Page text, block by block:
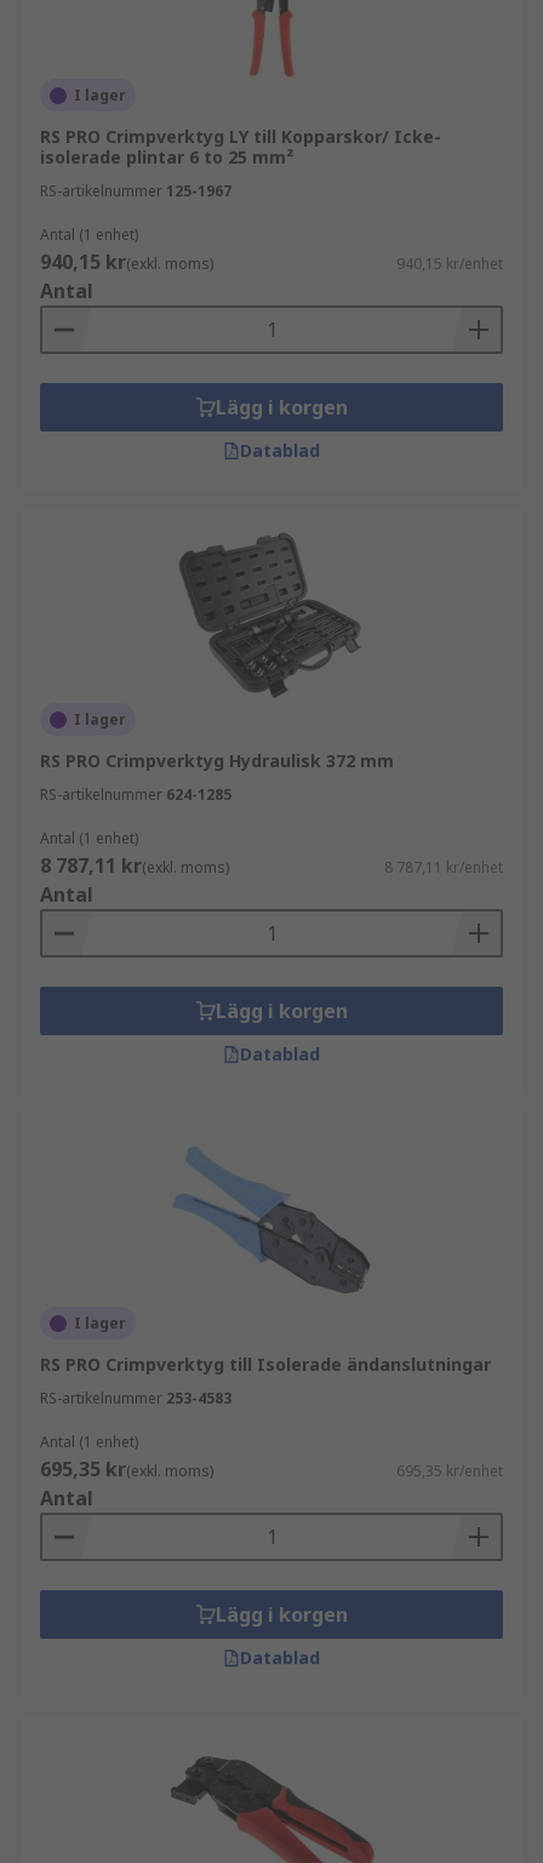
specifika kontakttyper som Ändhylskrimptänger
BNC-krympverktyg
Andra krympverktyg använder utbytbara
matriser eller käftar för att passa olika
kontakttyper för ökad mångsidighet.
Krympverktyg används inom en mängd olika
branscher inklusive el, fordon, flyg och
telekommunikation.
Lär dig mer i vår
guide till krympverktyg
I lager
RS PRO Crimpverktyg LY till Kopparskor/ Icke-
isolerade plintar 6 to 25 mm²
RS-artikelnummer 125-1967
Antal (1 enhet)
940,15 kr(exkl. moms) 940,15 kr/enhet
Antal
Lägg i korgen
Datablad
I lager
RS PRO Crimpverktyg Hydraulisk 372 mm
RS-artikelnummer 624-1285
Antal (1 enhet)
8 787,11 kr(exkl. moms) 8 787,11 kr/enhet
Antal
Lägg i korgen
Datablad
I lager
RS PRO Crimpverktyg till Isolerade ändanslutningar
RS-artikelnummer 253-4583
Antal (1 enhet)
695,35 kr(exkl. moms) 695,35 kr/enhet
Antal
Lägg i korgen
Datablad